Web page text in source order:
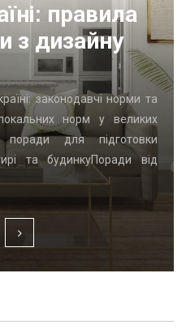
правила
з дизайну
законодавчі норми та
норм у великих
поради для підготовки
та будинкуПоради від